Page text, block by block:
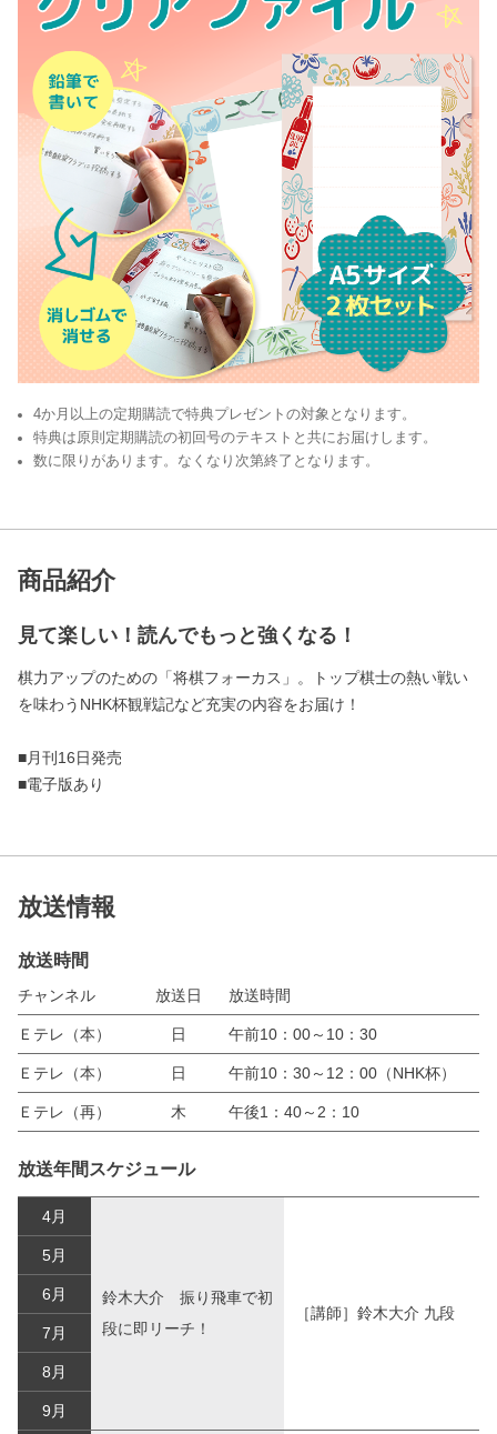
4か月以上の定期購読で特典プレゼントの対象となります。
特典は原則定期購読の初回号のテキストと共にお届けします。
数に限りがあります。なくなり次第終了となります。
商品紹介
見て楽しい！読んでもっと強くなる！
棋力アップのための「将棋フォーカス」。トップ棋士の熱い戦い
を味わうNHK杯観戦記など充実の内容をお届け！
■月刊16日発売
■電子版あり
放送情報
放送時間
チャンネル 放送日 放送時間
Ｅテレ（本） 日 午前10：00～10：30
Ｅテレ（本） 日 午前10：30～12：00（NHK杯）
Ｅテレ（再） 木 午後1：40～2：10
放送年間スケジュール
4月
鈴木大介 振り飛車で初
段に即リーチ！
［講師］鈴木大介 九段
5月
6月
7月
8月
9月